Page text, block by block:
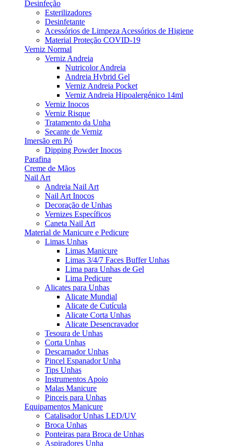
Desinfeção
Esterilizadores
Desinfetante
Acessórios de Limpeza Acessórios de Higiene
Material Proteção COVID-19
Verniz Normal
Verniz Andreia
Nutricolor Andreia
Andreia Hybrid Gel
Verniz Andreia Pocket
Verniz Andreia Hipoalergénico 14ml
Verniz Inocos
Verniz Risque
Tratamento da Unha
Secante de Verniz
Imersão em Pó
Dipping Powder Inocos
Parafina
Creme de Mãos
Nail Art
Andreia Nail Art
Nail Art Inocos
Decoração de Unhas
Vernizes Específicos
Caneta Nail Art
Material de Manicure e Pedicure
Limas Unhas
Limas Manicure
Limas 3/4/7 Faces Buffer Unhas
Lima para Unhas de Gel
Lima Pedicure
Alicates para Unhas
Alicate Mundial
Alicate de Cutícula
Alicate Corta Unhas
Alicate Desencravador
Tesoura de Unhas
Corta Unhas
Descarnador Unhas
Pincel Espanador Unha
Tips Unhas
Instrumentos Apoio
Malas Manicure
Pinceis para Unhas
Equipamentos Manicure
Catalisador Unhas LED/UV
Broca Unhas
Ponteiras para Broca de Unhas
Aspiradores Unha